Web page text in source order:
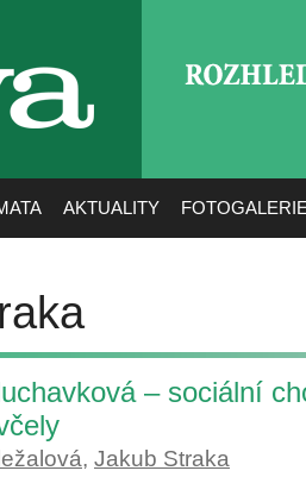
AKTUALITY
– sociální
, Jakub Straka